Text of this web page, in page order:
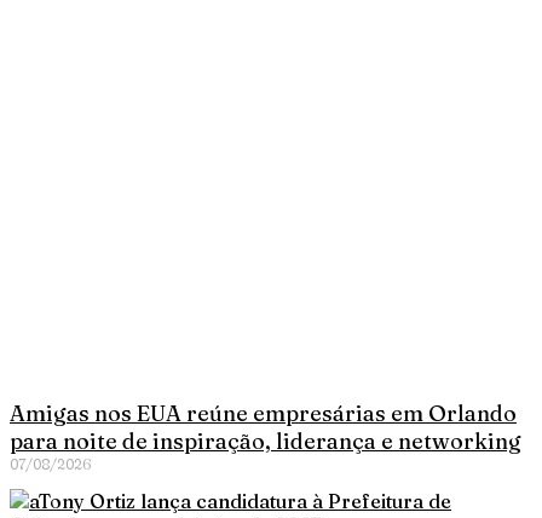
Amigas nos EUA reúne empresárias em Orlando
para noite de inspiração, liderança e networking
07/08/2026